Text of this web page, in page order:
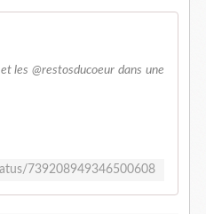
les @restosducoeur dans une
739208949346500608